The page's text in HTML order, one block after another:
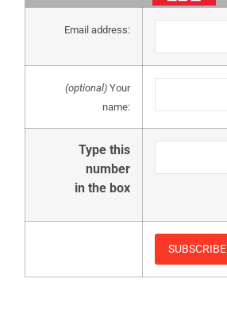
Email address:
(optional) Your
name:
Type this
number
in the box